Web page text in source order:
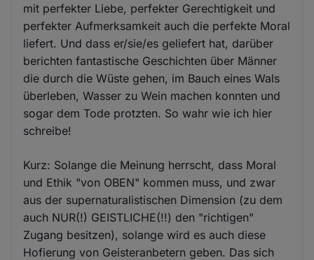
mit perfekter Liebe, perfekter Gerechtigkeit und
perfekter Aufmerksamkeit auch die perfekte Moral
liefert. Und dass er/sie/es geliefert hat, darüber
berichten fantastische Geschichten über Männer
die durch die Wüste gehen, im Bauch eines Wals
überleben, Wasser zu Wein machen konnten und
sogar dem Tode protzten. So wahr wie ich hier
schreibe!
Kurz: Solange die Meinung herrscht, dass Moral
und Ethik "von OBEN" kommen muss, und zwar
aus der supernaturalistischen Dimension (zu dem
auch NUR(!) GEISTLICHE(!!) den "richtigen"
Zugang besitzen), solange wird es auch diese
Hofierung von Geisteranbetern geben. Das sich